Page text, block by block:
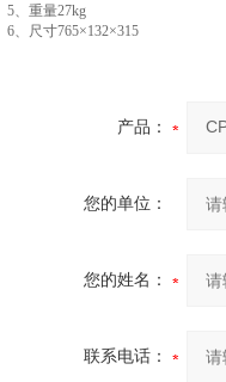
5、重量27kg
6、尺寸765×132×315
产品：
您的单位：
您的姓名：
联系电话：